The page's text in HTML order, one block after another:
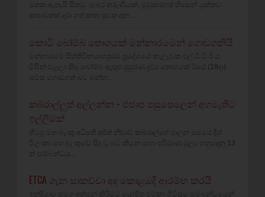
මතක ඇතැයි සිතමු. රූබර තරුණියක්‌, මුඩුකරගත් හිසෙන් යුක්‌තව
කසාවතක්‌ දරා ගත් කතා පුවත අන...
කොටි බෝම්බ තොගයක් මන්නාරමෙන් ගොඩගනියි
මන්නාරමේ සිත්තිවිනයාගපුරම් ප්‍රදේශයේ කැලෑවක එල්.ටී.ටී.ඊ ය
විසින් වළලා තිබූ බෝම්බ ඇතුළු පුපුරණ ද්‍රව්‍ය තොගයක් ඊයේ (18දා)
සවස ගොඩගත් බව මන්න...
කබ්රාල්ලුත් අල්ලන්න - එජාප පසුපෙලෙන් අගමැතිට
ඉල්ලීමක්
හිටපු මහ බැංකු අධිපති අජිත් නිවාඩ් කබ්රාල්ගේ පාලන සමයේ දීශ්‍
රී ලංකා මහ බැංකුවේ සිදු වූ බව කියන මහා පරිමාණ මූල්‍ය ගනුදෙනු 13
ක් සම්බන්ධය...
ETCA ගැන සාකච්චා අද කොළඹදී ආරම්භ කරයි
ඉන්දියාව සමග අත්සන් කිරීමට යෝජිත එට්කා ගිවිසුම සම්බන්ධයෙන්